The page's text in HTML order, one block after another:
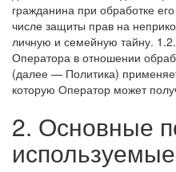
гражданина при обработке
числе защиты прав на
личную и семейную тайну.
Оператора в отношении
(далее — Политика)
которую Оператор может
2. Основные